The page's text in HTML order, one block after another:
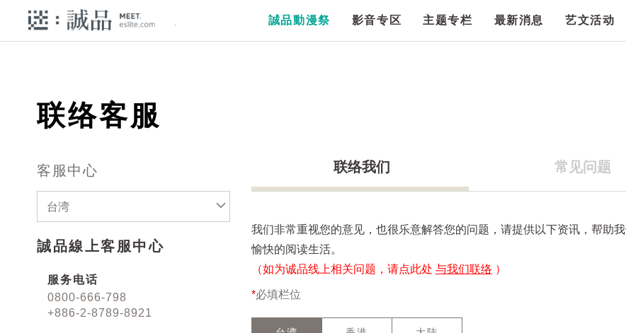
誠品動漫祭 影音专区 主题专栏 最新消息 艺文活动
联络客服
客服中心
台湾
誠品線上客服中心
服务电话
0800-666-798
+886-2-8789-8921
联络我们 常见问题
我们非常重视您的意见，也很乐意解答您的问题，请提供以下资讯，帮助
愉快的阅读生活。
（如为诚品线上相关问题，请点此处 与我们联络 ）
*必填栏位